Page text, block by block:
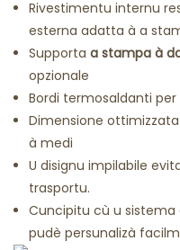
Rivestimentu internu
esterna adatta à a
Supporta a stampa à
opzionale
Bordi termosaldanti
Dimensione
à medi
U disignu impilabile
trasportu.
Cuncipitu cù u sistema
pudè persunalizà